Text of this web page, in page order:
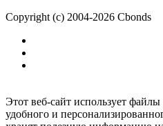
Copyright (c) 2004-2026 Cbonds
Этот веб-сайт использует
удобного и